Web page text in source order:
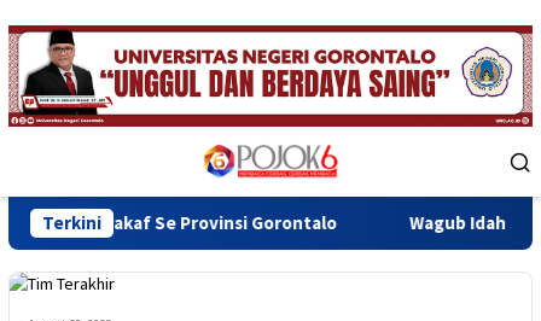
Skip
to
content
Menu
Terkini
Se Provinsi Gorontalo Wagub Idah Syahidah